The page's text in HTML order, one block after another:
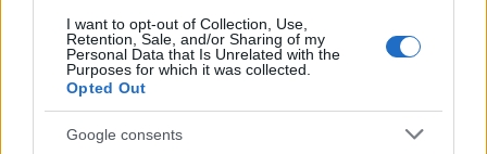
I want to opt-out of Collection, Use,
Retention, Sale, and/or Sharing of my
Personal Data that Is Unrelated with the
Purposes for which it was collected.
Opted Out
Google consents
latinoamericana all’interno di una ex fabbrica di
via Padova, trasformata in un quartiere popolare
fatto di fiori, frutta e barberie tradizionali.